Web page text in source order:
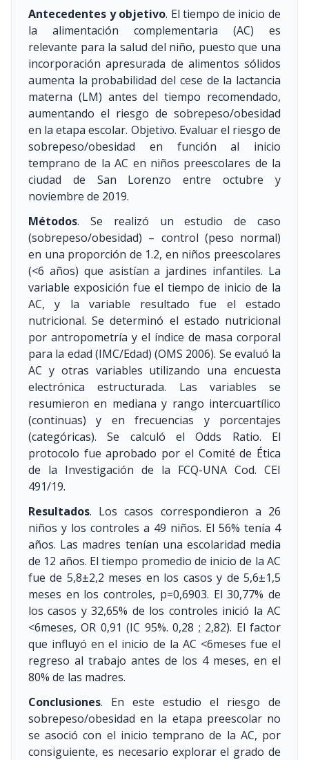
Antecedentes y objetivo. El tiempo de inicio de
la alimentación complementaria (AC) es
relevante para la salud del niño, puesto que una
incorporación apresurada de alimentos sólidos
aumenta la probabilidad del cese de la lactancia
materna (LM) antes del tiempo recomendado,
aumentando el riesgo de sobrepeso/obesidad
en la etapa escolar. Objetivo. Evaluar el riesgo de
sobrepeso/obesidad en función al inicio
temprano de la AC en niños preescolares de la
ciudad de San Lorenzo entre octubre y
noviembre de 2019.
Métodos. Se realizó un estudio de caso
(sobrepeso/obesidad) – control (peso normal)
en una proporción de 1.2, en niños preescolares
(<6 años) que asistían a jardines infantiles. La
variable exposición fue el tiempo de inicio de la
AC, y la variable resultado fue el estado
nutricional. Se determinó el estado nutricional
por antropometría y el índice de masa corporal
para la edad (IMC/Edad) (OMS 2006). Se evaluó la
AC y otras variables utilizando una encuesta
electrónica estructurada. Las variables se
resumieron en mediana y rango intercuartílico
(continuas) y en frecuencias y porcentajes
(categóricas). Se calculó el Odds Ratio. El
protocolo fue aprobado por el Comité de Ética
de la Investigación de la FCQ-UNA Cod. CEI
491/19.
Resultados. Los casos correspondieron a 26
niños y los controles a 49 niños. El 56% tenía 4
años. Las madres tenían una escolaridad media
de 12 años. El tiempo promedio de inicio de la AC
fue de 5,8±2,2 meses en los casos y de 5,6±1,5
meses en los controles, p=0,6903. El 30,77% de
los casos y 32,65% de los controles inició la AC
<6meses, OR 0,91 (IC 95%. 0,28 ; 2,82). El factor
que influyó en el inicio de la AC <6meses fue el
regreso al trabajo antes de los 4 meses, en el
80% de las madres.
Conclusiones. En este estudio el riesgo de
sobrepeso/obesidad en la etapa preescolar no
se asoció con el inicio temprano de la AC, por
consiguiente, es necesario explorar el grado de